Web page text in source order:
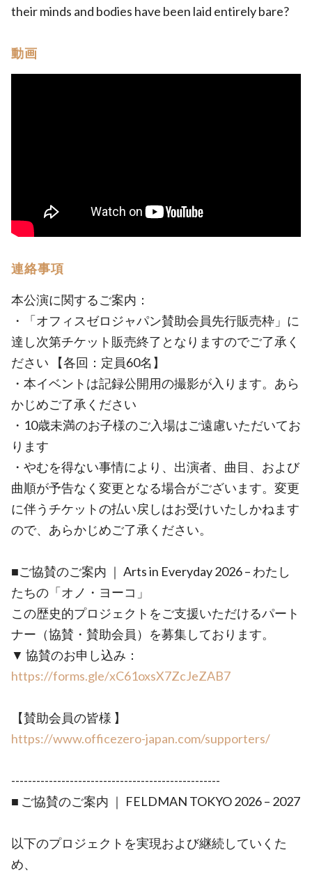
their minds and bodies have been laid entirely bare?
動画
連絡事項
本公演に関するご案内：
・「オフィスゼロジャパン賛助会員先行販売枠」に
達し次第チケット販売終了となりますのでご了承く
ださい 【各回：定員60名】
・本イベントは記録公開用の撮影が入ります。あら
かじめご了承ください
・10歳未満のお子様のご入場はご遠慮いただいてお
ります
・やむを得ない事情により、出演者、曲目、および
曲順が予告なく変更となる場合がございます。変更
に伴うチケットの払い戻しはお受けいたしかねます
ので、あらかじめご了承ください。
■ご協賛のご案内 ｜ Arts in Everyday 2026 – わたし
たちの「オノ・ヨーコ」
この歴史的プロジェクトをご支援いただけるパート
ナー（協賛・賛助会員）を募集しております。
▼ 協賛のお申し込み：
https://forms.gle/xC61oxsX7ZcJeZAB7
【賛助会員の皆様 】
https://www.officezero-japan.com/supporters/
--------------------------------------------------
■ ご協賛のご案内 ｜ FELDMAN TOKYO 2026 – 2027
以下のプロジェクトを実現および継続していくた
め、